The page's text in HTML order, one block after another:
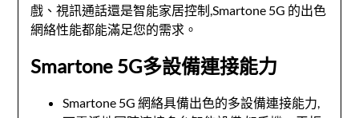
戲、視訊通話還是智能家居控制,Smartone 5G 的出色
網絡性能都能滿足您的需求。
Smartone 5G多設備連接能力
Smartone 5G 網絡具備出色的多設備連接能力,